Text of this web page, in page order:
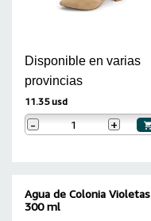
Disponible en varias
provincias
11.35 usd
- +
Agua de Colonia Violetas
300 ml